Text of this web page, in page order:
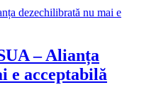
– Alianța
e acceptabilă